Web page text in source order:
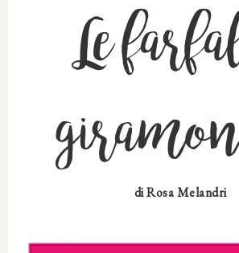
Le
diRosa Melandri